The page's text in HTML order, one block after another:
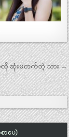
လို ဆုံးမတက်တဲ့ သား →
ာပေ)